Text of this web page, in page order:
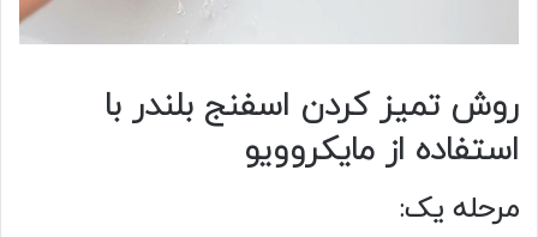
روش تمیز کردن اسفنج بلندر با
استفاده از مایکروویو
مرحله یک: